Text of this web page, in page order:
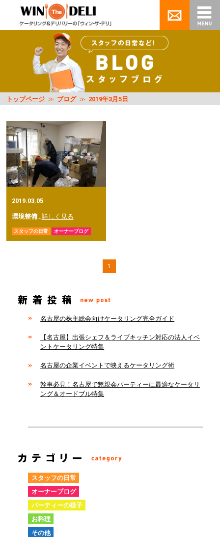
トップページ ≫ ブログ≫ 2019年3月5日
2019.03.05
環境整備… 詳しく見る
スタッフの日常 オーナーブログ
1
名古屋の株主総会向けケータリング完全ガイド
【名古屋】出張シェフ＆ライブキッチン対応の法人イベ
ントケータリング特集
名古屋の企業イベントで映えるケータリング術
幹事必見！名古屋で懇親会パーティーに最適なケータリ
ング＆オードブル特集
スタッフの日常
オーナーブログ
パーティーの様子
お料理
その他